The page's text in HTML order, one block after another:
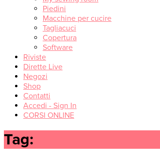
Piedini
Macchine per cucire
Tagliacuci
Copertura
Software
Riviste
Dirette Live
Negozi
Shop
Contatti
Accedi - Sign In
CORSI ONLINE
Tag: